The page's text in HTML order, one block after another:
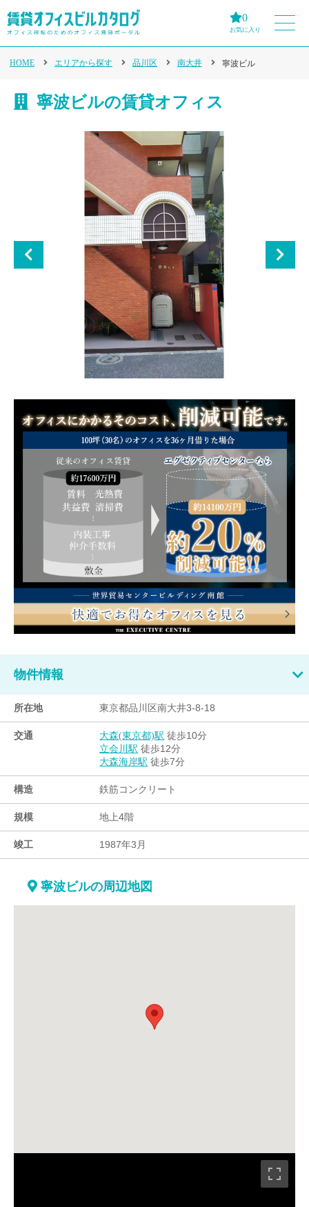
0
お気に入り
HOME エリアから探す 品川区 南大井 寧波ビル
寧波ビルの賃貸オフィス
物件情報
所在地 東京都品川区南大井3-8-18
交通 大森(東京都)駅 徒歩10分
立会川駅 徒歩12分
大森海岸駅 徒歩7分
構造 鉄筋コンクリート
規模 地上4階
竣工 1987年3月
寧波ビルの周辺地図